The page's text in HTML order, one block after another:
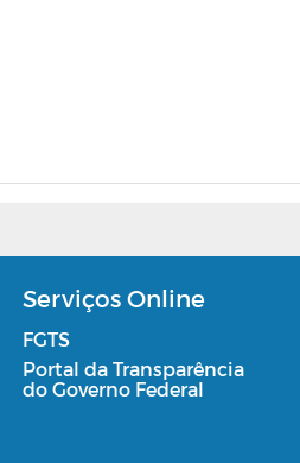
Serviços Online
FGTS
Portal da Transparência
do Governo Federal